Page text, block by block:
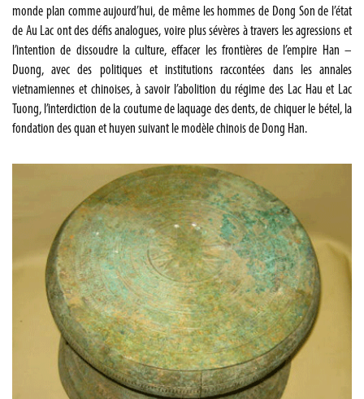
monde plan comme aujourd’hui, de même les hommes de Dong Son de l’état
de Au Lac ont des défis analogues, voire plus sévères à travers les agressions et
l’intention de dissoudre la culture, effacer les frontières de l’empire Han –
Duong, avec des politiques et institutions raccontées dans les annales
vietnamiennes et chinoises, à savoir l’abolition du régime des Lac Hau et Lac
Tuong, l’interdiction de la coutume de laquage des dents, de chiquer le bétel, la
fondation des quan et huyen suivant le modèle chinois de Dong Han.